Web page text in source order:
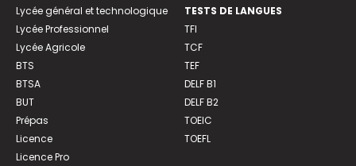
Lycée général et technologique
Lycée Professionnel
Lycée Agricole
BTS
BTSA
BUT
Prépas
Licence
Licence Pro
TESTS DE LANGUES
TFI
TCF
TEF
DELF B1
DELF B2
TOEIC
TOEFL